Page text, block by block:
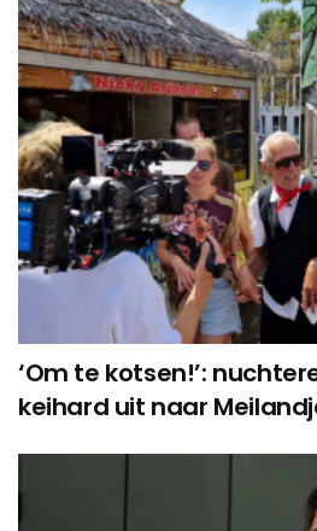
‘Om te kotsen!’:
keihard uit naar